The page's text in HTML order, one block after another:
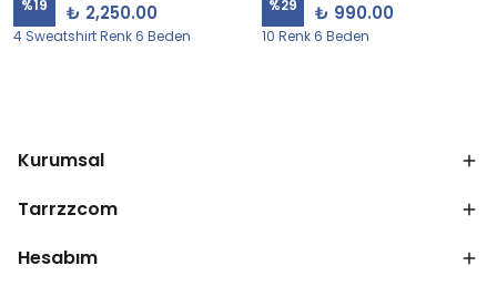
%19 ₺ 2,250.00
4 Sweatshirt Renk 6 Beden
%29 ₺ 990.00
10 Renk 6 Beden
Kurumsal
Tarrzzcom
Hesabım